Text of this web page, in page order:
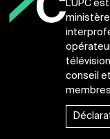
L’UPC
conseil